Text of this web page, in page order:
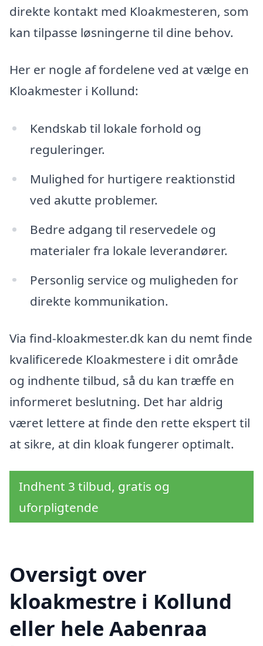
direkte kontakt med Kloakmesteren, som
kan tilpasse løsningerne til dine behov.
Her er nogle af fordelene ved at vælge en
Kloakmester i Kollund:
Kendskab til lokale forhold og
reguleringer.
Mulighed for hurtigere reaktionstid
ved akutte problemer.
Bedre adgang til reservedele og
materialer fra lokale leverandører.
Personlig service og muligheden for
direkte kommunikation.
Via find-kloakmester.dk kan du nemt finde
kvalificerede Kloakmestere i dit område
og indhente tilbud, så du kan træffe en
informeret beslutning. Det har aldrig
været lettere at finde den rette ekspert til
at sikre, at din kloak fungerer optimalt.
Indhent 3 tilbud, gratis og
uforpligtende
Oversigt over
kloakmestre i Kollund
eller hele Aabenraa